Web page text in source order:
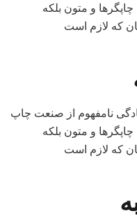
و متون بلکه
که لازم است
نامفهوم از صنعت چاپ
و متون بلکه
که لازم است